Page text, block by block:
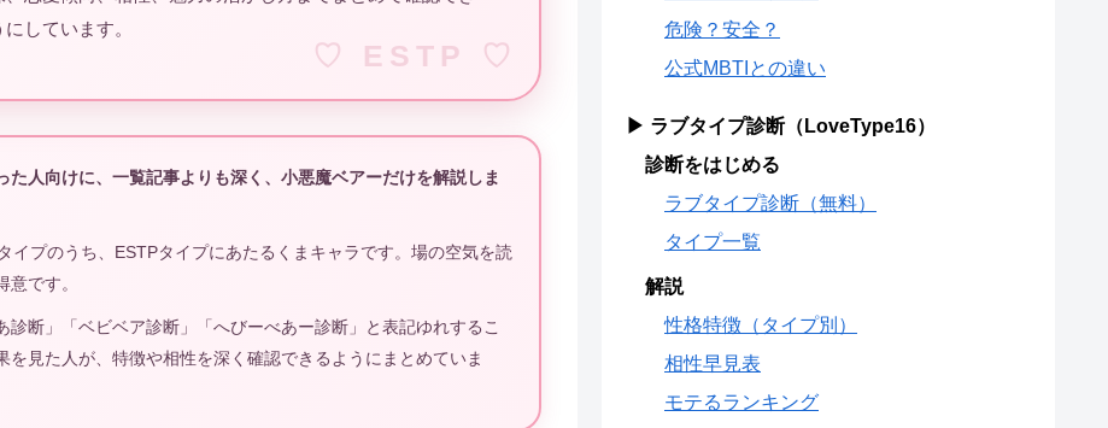
にしています。
た人向けに、一覧記事よりも深く、小悪魔ベアーだけを解説しま
プのうち、ESTPタイプにあたるくまキャラです。場の空気を読
です。
診断」「ベビベア診断」「へびーべあー診断」と表記ゆれするこ
見た人が、特徴や相性を深く確認できるようにまとめていま
危険？安全？
公式MBTIとの違い
▶ ラブタイプ診断（LoveType16）
診断をはじめる
ラブタイプ診断（無料）
タイプ一覧
解説
性格特徴（タイプ別）
相性早見表
モテるランキング